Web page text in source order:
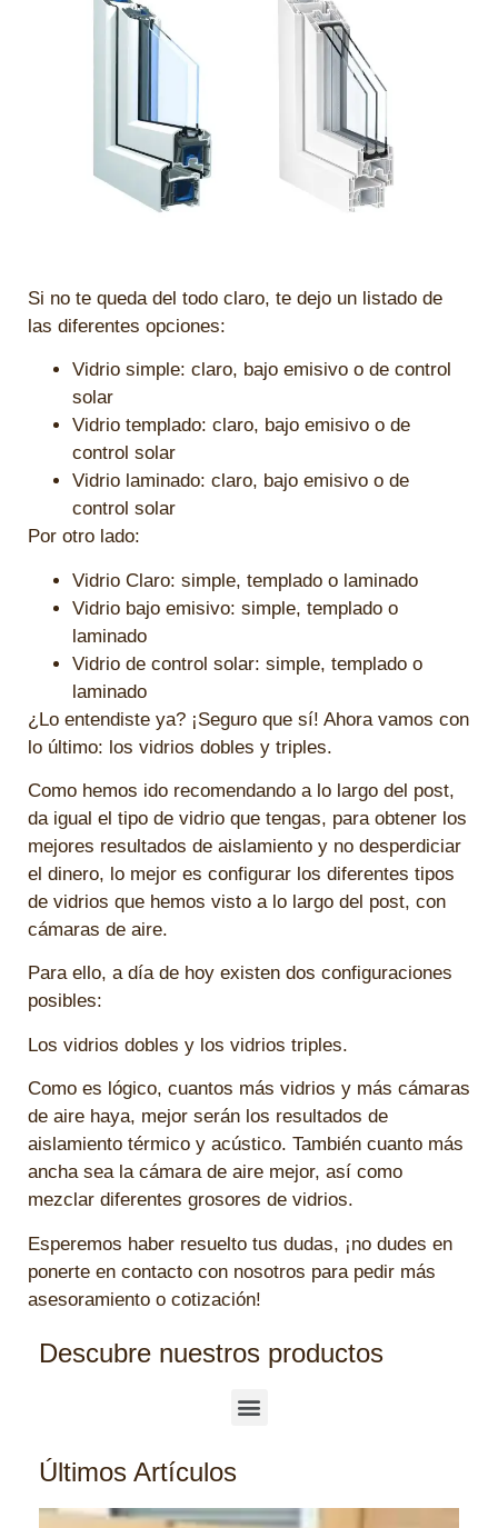
Si no te queda del todo claro, te dejo un listado de
las diferentes opciones:
Vidrio simple: claro, bajo emisivo o de control
solar
Vidrio templado: claro, bajo emisivo o de
control solar
Vidrio laminado: claro, bajo emisivo o de
control solar
Por otro lado:
Vidrio Claro: simple, templado o laminado
Vidrio bajo emisivo: simple, templado o
laminado
Vidrio de control solar: simple, templado o
laminado
¿Lo entendiste ya? ¡Seguro que sí! Ahora vamos con
lo último: los vidrios dobles y triples.
Como hemos ido recomendando a lo largo del post,
da igual el tipo de vidrio que tengas, para obtener los
mejores resultados de aislamiento y no desperdiciar
el dinero, lo mejor es configurar los diferentes tipos
de vidrios que hemos visto a lo largo del post, con
cámaras de aire.
Para ello, a día de hoy existen dos configuraciones
posibles:
Los vidrios dobles y los vidrios triples.
Como es lógico, cuantos más vidrios y más cámaras
de aire haya, mejor serán los resultados de
aislamiento térmico y acústico. También cuanto más
ancha sea la cámara de aire mejor, así como
mezclar diferentes grosores de vidrios.
Esperemos haber resuelto tus dudas, ¡no dudes en
ponerte en contacto con nosotros para pedir más
asesoramiento o cotización!
Descubre nuestros productos
Últimos Artículos